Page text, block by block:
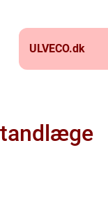
ULVECO.dk
tandlæge